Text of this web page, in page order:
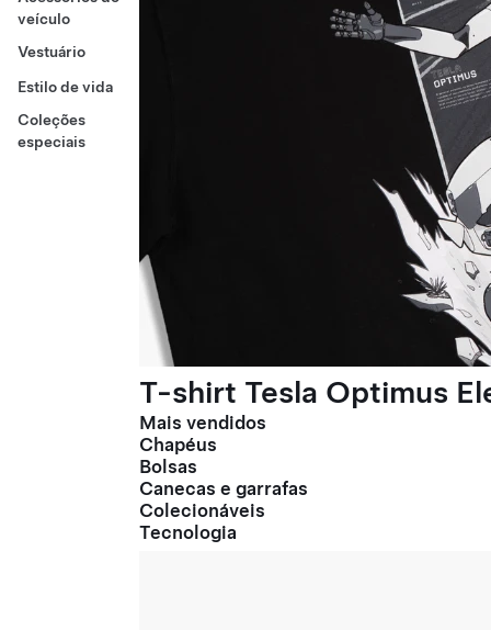
veículo
Vestuário
Estilo de vida
Coleções
especiais
T-shirt Tesla Optimus
Mais vendidos
Chapéus
Bolsas
Canecas e garrafas
Colecionáveis
Tecnologia